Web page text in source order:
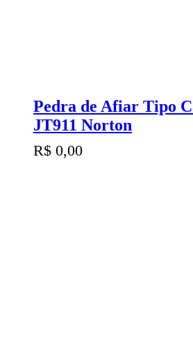
Pedra de Afiar Tipo
JT911 Norton
R$ 0,00